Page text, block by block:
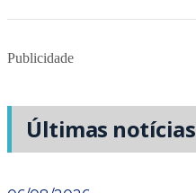
Publicidade
Últimas notícias